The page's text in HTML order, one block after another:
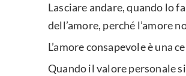
Lasciare andare, quando lo
dell’amore, perché l’amore
L’amore consapevole è una
Quando il valore personale